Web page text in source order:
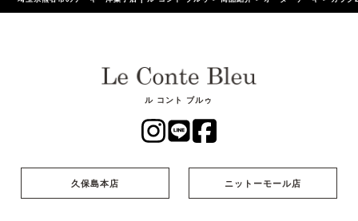
ル コント ブルゥ
久保島本店 ニットーモール店